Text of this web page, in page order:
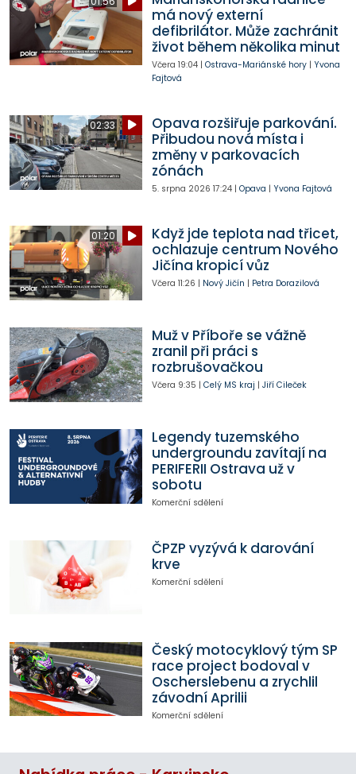
má nový externí
defibrilátor. Může zachránit
život během několika minut
Včera 19:04| Ostrava-Mariánské hory| Yvona
Fajtová
02:33
Opava rozšiřuje parkování.
Přibudou nová místa i
změny v parkovacích
zónách
5. srpna 2026 17:24| Opava | Yvona Fajtová
01:20
Když jde teplota nad třicet,
ochlazuje centrum Nového
Jičína kropicí vůz
Včera 11:26 | Nový Jičín | Petra Dorazilová
Muž v Příboře se vážně
zranil při práci s
rozbrušovačkou
Včera 9:35 | Celý MS kraj | Jiří Cileček
Legendy tuzemského
undergroundu zavítají na
PERIFERII Ostrava už v
sobotu
Komerční sdělení
ČPZP vyzývá k darování
krve
Komerční sdělení
Český motocyklový tým SP
race project bodoval v
Oscherslebenu a zrychlil
závodní Aprilii
Komerční sdělení